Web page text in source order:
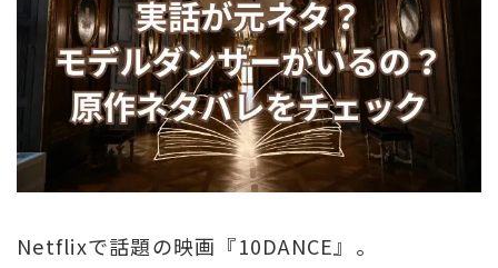
Netflixで話題の映画『10DANCE』。